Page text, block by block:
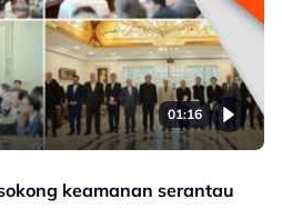
01:16
keamanan serantau